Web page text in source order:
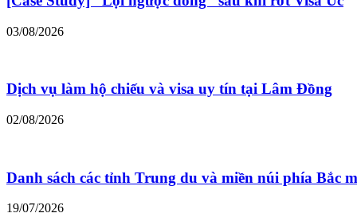
03/08/2026
Dịch vụ làm hộ chiếu và visa uy tín tại Lâm Đồng
02/08/2026
Danh sách các tỉnh Trung du và miền núi phía Bắc
19/07/2026